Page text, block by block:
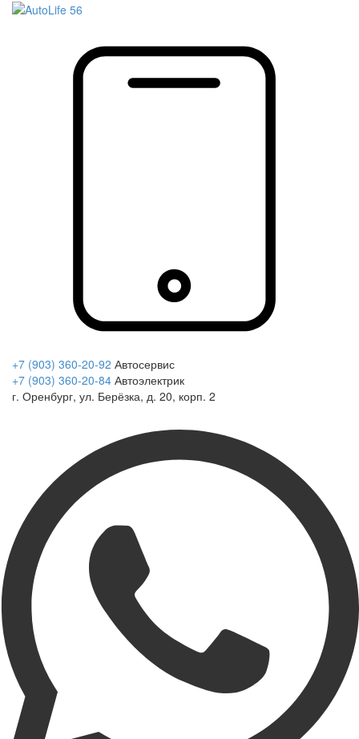
+7 (903) 360-20-92 Автосервис
+7 (903) 360-20-84 Автоэлектрик
г. Оренбург, ул. Берёзка, д. 20, корп. 2